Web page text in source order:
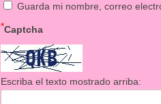
Guarda mi nombre, correo
Captcha
*
Escriba el texto mostrado arriba: